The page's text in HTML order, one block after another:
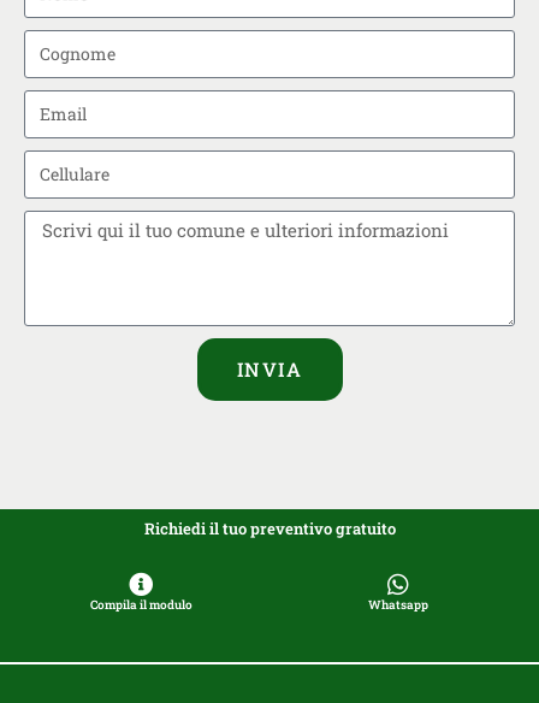
INVIA
Richiedi il tuo preventivo gratuito
Compila il modulo Whatsapp